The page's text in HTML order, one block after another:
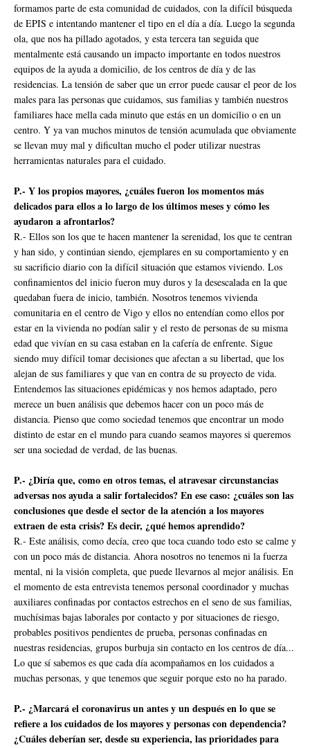
formamos parte de esta comunidad de cuidados, con la difícil búsqueda
de EPIS e intentando mantener el tipo en el día a día. Luego la segunda
ola, que nos ha pillado agotados, y esta tercera tan seguida que
mentalmente está causando un impacto importante en todos nuestros
equipos de la ayuda a domicilio, de los centros de día y de las
residencias. La tensión de saber que un error puede causar el peor de los
males para las personas que cuidamos, sus familias y también nuestros
familiares hace mella cada minuto que estás en un domicilio o en un
centro. Y ya van muchos minutos de tensión acumulada que obviamente
se llevan muy mal y dificultan mucho el poder utilizar nuestras
herramientas naturales para el cuidado.
P.- Y los propios mayores, ¿cuáles fueron los momentos más
delicados para ellos a lo largo de los últimos meses y cómo les
ayudaron a afrontarlos?
R.- Ellos son los que te hacen mantener la serenidad, los que te centran
y han sido, y continúan siendo, ejemplares en su comportamiento y en
su sacrificio diario con la difícil situación que estamos viviendo. Los
confinamientos del inicio fueron muy duros y la desescalada en la que
quedaban fuera de inicio, también. Nosotros tenemos vivienda
comunitaria en el centro de Vigo y ellos no entendían como ellos por
estar en la vivienda no podían salir y el resto de personas de su misma
edad que vivían en su casa estaban en la cafería de enfrente. Sigue
siendo muy difícil tomar decisiones que afectan a su libertad, que los
alejan de sus familiares y que van en contra de su proyecto de vida.
Entendemos las situaciones epidémicas y nos hemos adaptado, pero
merece un buen análisis que debemos hacer con un poco más de
distancia. Pienso que como sociedad tenemos que encontrar un modo
distinto de estar en el mundo para cuando seamos mayores si queremos
ser una sociedad de verdad, de las buenas.
P.- ¿Diría que, como en otros temas, el atravesar circunstancias
adversas nos ayuda a salir fortalecidos? En ese caso: ¿cuáles son las
conclusiones que desde el sector de la atención a los mayores
extraen de esta crisis? Es decir, ¿qué hemos aprendido?
R.- Este análisis, como decía, creo que toca cuando todo esto se calme y
con un poco más de distancia. Ahora nosotros no tenemos ni la fuerza
mental, ni la visión completa, que puede llevarnos al mejor análisis. En
el momento de esta entrevista tenemos personal coordinador y muchas
auxiliares confinadas por contactos estrechos en el seno de sus familias,
muchísimas bajas laborales por contacto y por situaciones de riesgo,
probables positivos pendientes de prueba, personas confinadas en
nuestras residencias, grupos burbuja sin contacto en los centros de día...
Lo que sí sabemos es que cada día acompañamos en los cuidados a
muchas personas, y que tenemos que seguir porque esto no ha parado.
P.- ¿Marcará el coronavirus un antes y un después en lo que se
refiere a los cuidados de los mayores y personas con dependencia?
¿Cuáles deberían ser, desde su experiencia, las prioridades para